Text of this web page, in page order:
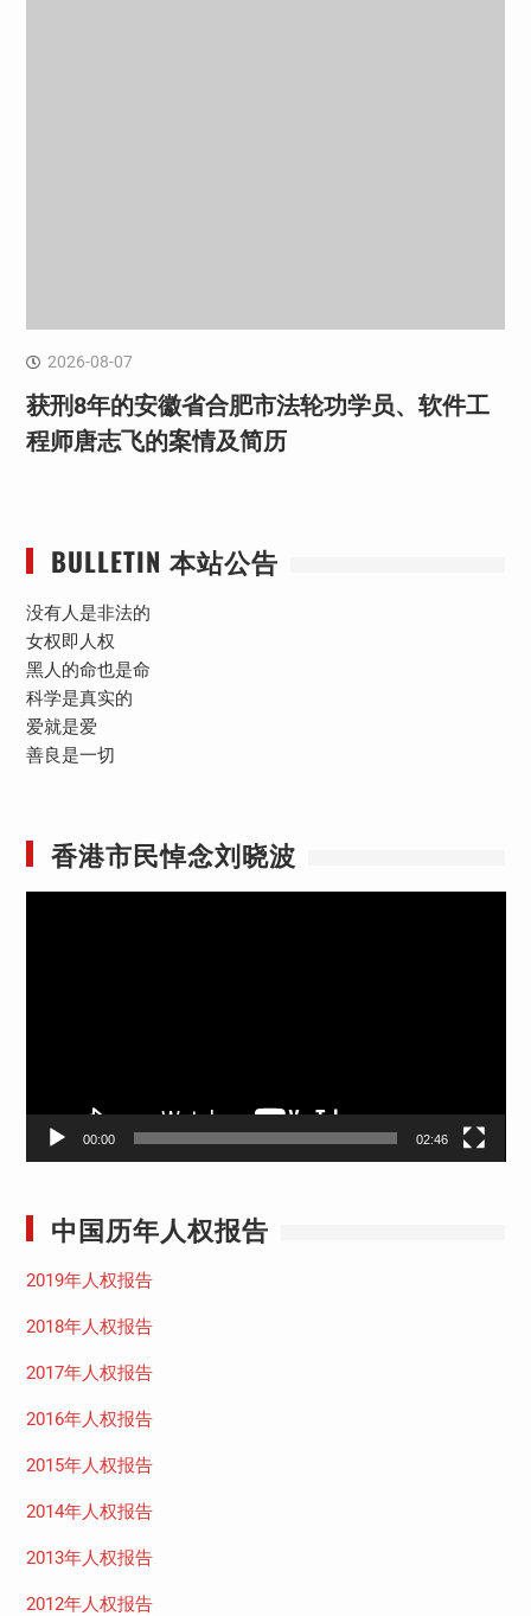
2026-08-07
获刑8年的安徽省合肥市法轮功学员、软件工
程师唐志飞的案情及简历
BULLETIN 本站公告
没有人是非法的
女权即人权
黑人的命也是命
科学是真实的
爱就是爱
善良是一切
香港市民悼念刘晓波
00:00 02:46
中国历年人权报告
2019年人权报告
2018年人权报告
2017年人权报告
2016年人权报告
2015年人权报告
2014年人权报告
2013年人权报告
2012年人权报告